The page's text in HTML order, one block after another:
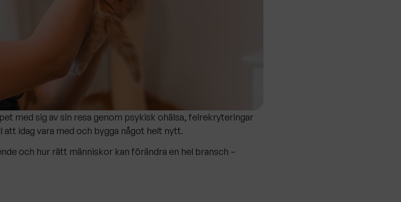
med sig av sin resa genom psykisk ohälsa, felrekryteringar
idag vara med och bygga något helt nytt.
och hur rätt människor kan förändra en hel bransch –